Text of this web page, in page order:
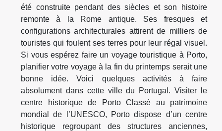
été construite pendant des siècles et son histoire
remonte à la Rome antique. Ses fresques et
configurations architecturales attirent de milliers de
touristes qui foulent ses terres pour leur régal visuel.
Si vous espérez faire un voyage touristique à Porto,
planifier votre voyage à la fin du printemps serait une
bonne idée. Voici quelques activités à faire
absolument dans cette ville du Portugal. Visiter le
centre historique de Porto Classé au patrimoine
mondial de l’UNESCO, Porto dispose d’un centre
historique regroupant des structures anciennes,